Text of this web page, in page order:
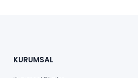
KURUMSAL